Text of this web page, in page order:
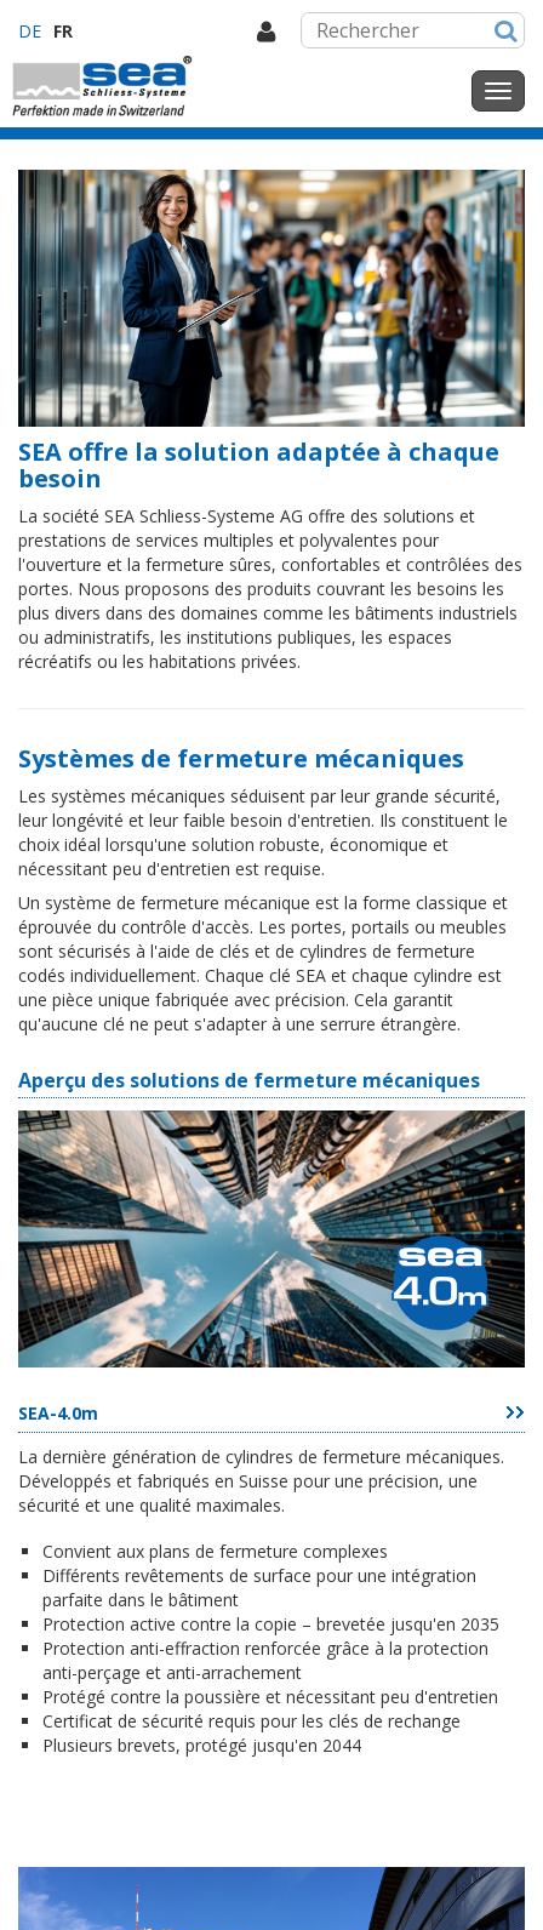
DE FR
SEA offre la solution adaptée à chaque
besoin
La société SEA Schliess-Systeme AG offre des solutions et
prestations de services multiples et polyvalentes pour
l'ouverture et la fermeture sûres, confortables et contrôlées des
portes. Nous proposons des produits couvrant les besoins les
plus divers dans des domaines comme les bâtiments industriels
ou administratifs, les institutions publiques, les espaces
récréatifs ou les habitations privées.
Systèmes de fermeture mécaniques
Les systèmes mécaniques séduisent par leur grande sécurité,
leur longévité et leur faible besoin d'entretien. Ils constituent le
choix idéal lorsqu'une solution robuste, économique et
nécessitant peu d'entretien est requise.
Un système de fermeture mécanique est la forme classique et
éprouvée du contrôle d'accès. Les portes, portails ou meubles
sont sécurisés à l'aide de clés et de cylindres de fermeture
codés individuellement. Chaque clé SEA et chaque cylindre est
une pièce unique fabriquée avec précision. Cela garantit
qu'aucune clé ne peut s'adapter à une serrure étrangère.
Aperçu des solutions de fermeture mécaniques
SEA-4.0m
La dernière génération de cylindres de fermeture mécaniques.
Développés et fabriqués en Suisse pour une précision, une
sécurité et une qualité maximales.
Convient aux plans de fermeture complexes
Différents revêtements de surface pour une intégration
parfaite dans le bâtiment
Protection active contre la copie – brevetée jusqu'en 2035
Protection anti-effraction renforcée grâce à la protection
anti-perçage et anti-arrachement
Protégé contre la poussière et nécessitant peu d'entretien
Certificat de sécurité requis pour les clés de rechange
Plusieurs brevets, protégé jusqu'en 2044